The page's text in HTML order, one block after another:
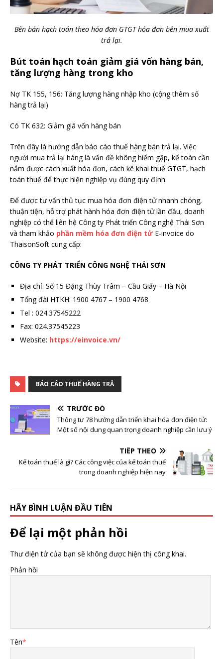
Bên bán hạch toán theo hóa đơn GTGT hóa đơn bên mua xuất
trả lại.
Bút toán hạch toán giảm giá vốn hàng bán,
tăng lượng hàng trong kho
Nợ TK 155, 156: Tăng lượng hàng nhập kho (cộng thêm số
hàng trả lại)
Có TK 632: Giảm giá vốn hàng bán
Trên đây là hướng dẫn báo cáo thuế hàng bán trả lại. Việc
người mua trả lại hàng là vấn đề không hiếm gặp, kế toán cần
nắm được cách xuất hóa đơn, cách kê khai thuế GTGT, hạch
toán thuế để thực hiện nghiệp vụ đúng quy định.
Để được tư vấn thủ tục mua hóa đơn điện tử nhanh chóng,
thuận tiện, hỗ trợ phát hành hóa đơn điện tử lần đầu, doanh
nghiệp có thể liên hệ Công ty Phát triển Công nghệ Thái Sơn
và tham khảo phần mềm hóa đơn điện tửE-invoice do
ThaisonSoft cung cấp:
CÔNG TY PHÁT TRIỂN CÔNG NGHỆ THÁI SƠN
Địa chỉ: Số 15 Đặng Thùy Trâm – Cầu Giấy – Hà Nội
Tổng đài HTKH: 1900 4767 – 1900 4768
Tel : 024.37545222
Fax: 024.37545223
Website: https://einvoice.vn/
BÁO CÁO THUẾ HÀNG TRẢ
TRƯỚC ĐÓ
Thông tư 78 hướng dẫn triển khai hóa đơn điện tử:
Một số nội dung quan trọng doanh nghiệp cần lưu ý
TIẾP THEO
Kế toán thuế là gì? Các công việc của kế toán thuế
trong doanh nghiệp hiện nay
HÃY BÌNH LUẬN ĐẦU TIÊN
Để lại một phản hồi
Thư điện tử của bạn sẽ không được hiện thị công khai.
Phản hồi
Tên*